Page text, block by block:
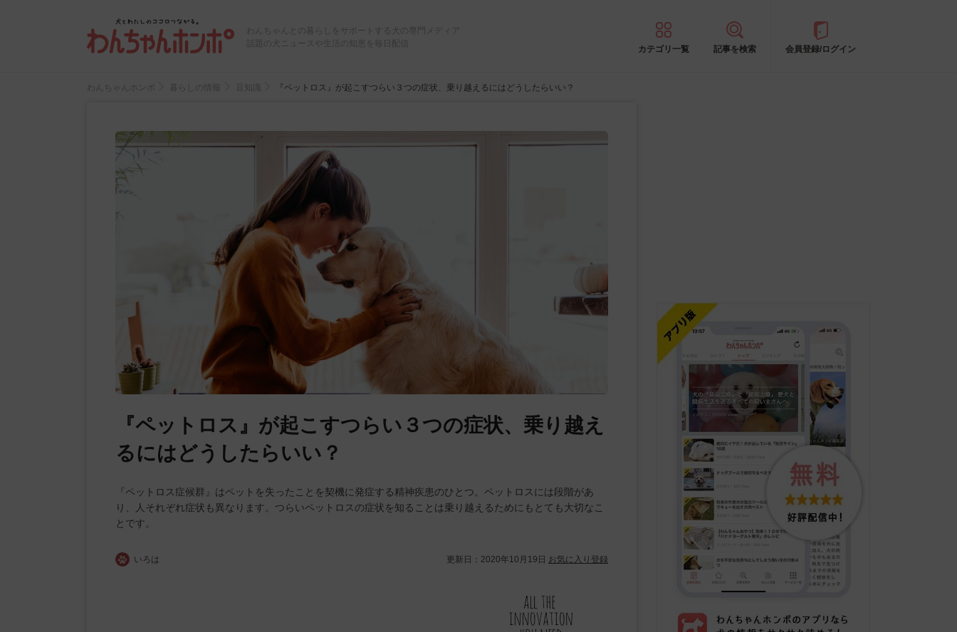
わんちゃんとの暮らしをサポートする犬の専門メディア
話題の犬ニュースや生活の知恵を毎日配信
カテゴリ一覧 記事を検索 会員登録/ログイン
わんちゃんホンポ 豆知識 『ペットロス』が起こすつらい３つの症状、乗り越えるにはどうしたらいい？
『ペットロス』が起こすつらい３つの症状、乗り越え
るにはどうしたらいい？
『ペットロス症候群』はペットを失ったことを契機に発症する精神疾患のひとつ。ペットロスには段階があ
り、人それぞれ症状も異なります。つらいペットロスの症状を知ることは乗り越えるためにもとても大切なこ
とです。
いろは 更新日： 2020年10月19日 お気に入り登録